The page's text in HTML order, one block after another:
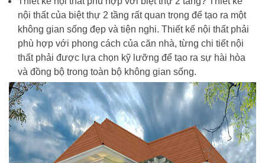
nội thất của biệt thự 2 tầng rất quan trọng để tạo ra một
không gian sống đẹp và tiện nghi. Thiết kế nội thất phải
phù hợp với phong cách của căn nhà, từng chi tiết nội
thất phải được lựa chọn kỹ lưỡng để tạo ra sự hài hòa
và đồng bộ trong toàn bộ không gian sống.